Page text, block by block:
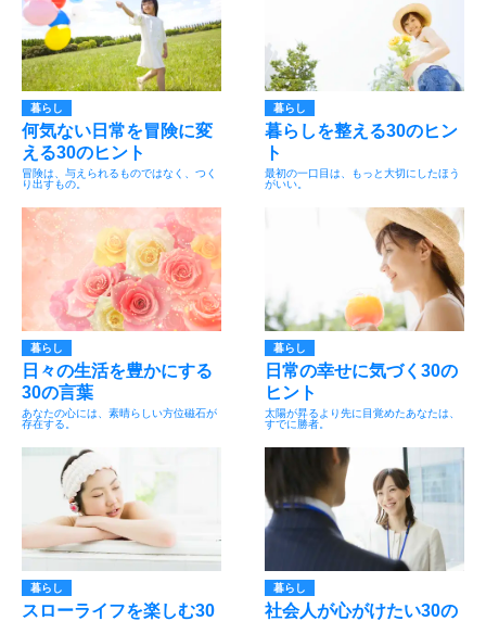
暮らし
何気ない日常を冒険に変
える30のヒント
冒険は、与えられるものではなく、つく
り出すもの。
暮らし
暮らしを整える30のヒン
ト
最初の一口目は、もっと大切にしたほう
がいい。
暮らし
日々の生活を豊かにする
30の言葉
あなたの心には、素晴らしい方位磁石が
存在する。
暮らし
日常の幸せに気づく30の
ヒント
太陽が昇るより先に目覚めたあなたは、
すでに勝者。
暮らし
スローライフを楽しむ30
暮らし
社会人が心がけたい30の